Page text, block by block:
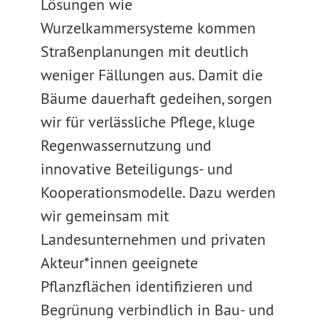
Lösungen wie
Wurzelkammersysteme kommen
Straßenplanungen mit deutlich
weniger Fällungen aus. Damit die
Bäume dauerhaft gedeihen, sorgen
wir für verlässliche Pflege, kluge
Regenwassernutzung und
innovative Beteiligungs- und
Kooperationsmodelle. Dazu werden
wir gemeinsam mit
Landesunternehmen und privaten
Akteur*innen geeignete
Pflanzflächen identifizieren und
Begrünung verbindlich in Bau- und